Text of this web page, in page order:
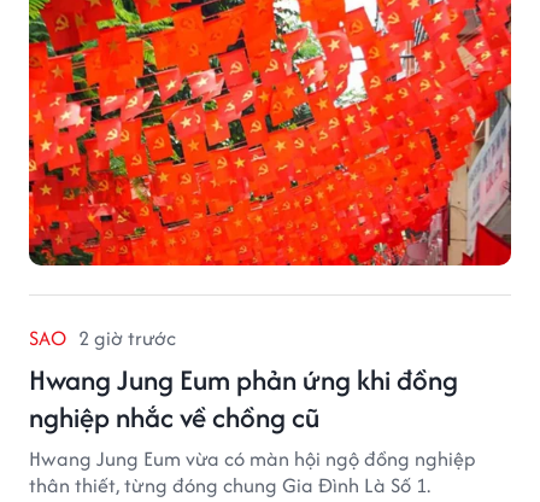
SAO 2 giờ trước
Hwang Jung Eum phản ứng khi đồng
nghiệp nhắc về chồng cũ
Hwang Jung Eum vừa có màn hội ngộ đồng nghiệp
thân thiết, từng đóng chung Gia Đình Là Số 1.